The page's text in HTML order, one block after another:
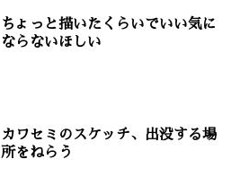
ちょっと描いたくらいでいい気に
ならないほしい
カワセミのスケッチ、出没する場
所をねらう